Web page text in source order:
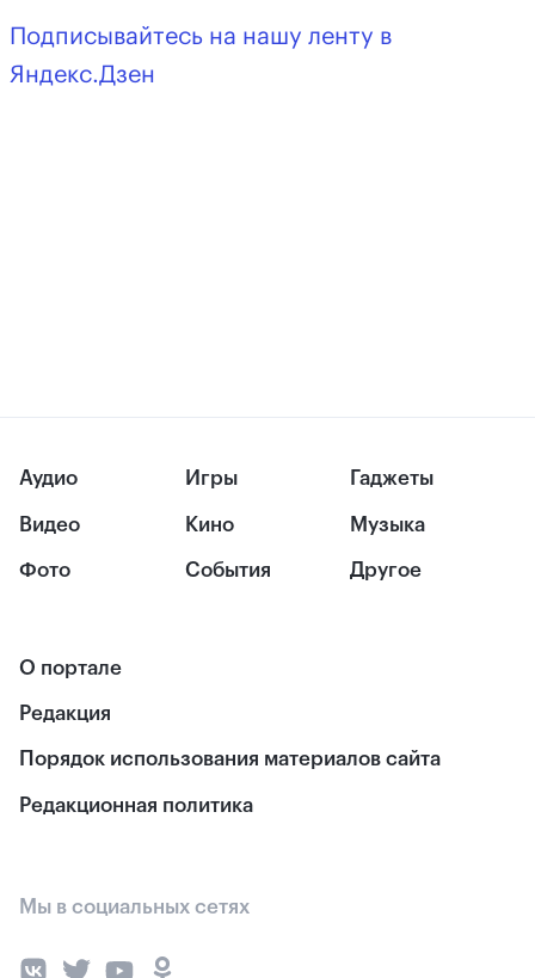
Подписывайтесь на нашу ленту в
Яндекс.Дзен
Аудио
Видео
Фото
Игры
Кино
События
Гаджеты
Музыка
Другое
О портале
Редакция
Порядок использования материалов сайта
Редакционная политика
Мы в социальных сетях